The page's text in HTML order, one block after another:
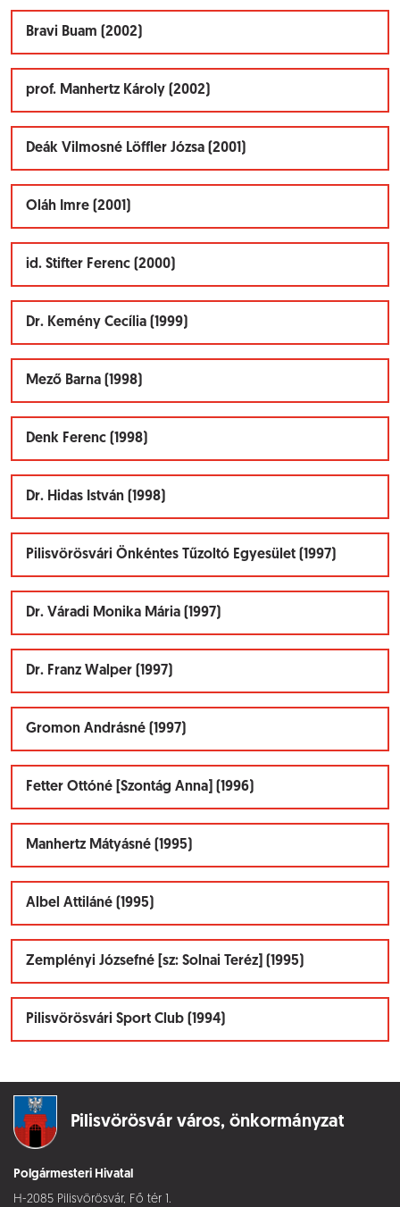
Bravi Buam (2002)
prof. Manhertz Károly (2002)
Deák Vilmosné Löffler Józsa (2001)
Oláh Imre (2001)
id. Stifter Ferenc (2000)
Dr. Kemény Cecília (1999)
Mező Barna (1998)
Denk Ferenc (1998)
Dr. Hidas István (1998)
Pilisvörösvári Önkéntes Tűzoltó Egyesület (1997)
Dr. Váradi Monika Mária (1997)
Dr. Franz Walper (1997)
Gromon Andrásné (1997)
Fetter Ottóné [Szontág Anna] (1996)
Manhertz Mátyásné (1995)
Albel Attiláné (1995)
Zemplényi Józsefné [sz: Solnai Teréz] (1995)
Pilisvörösvári Sport Club (1994)
Pilisvörösvár város, önkormányzat
Polgármesteri Hivatal
H-2085 Pilisvörösvár, Fő tér 1.